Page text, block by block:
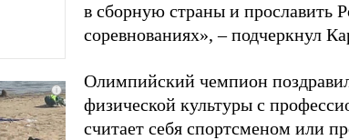
себя
в сборную страны и
соревнованиях», – подчеркнул
Олимпийский чемпион
физической культуры с
считает себя спортсменом или